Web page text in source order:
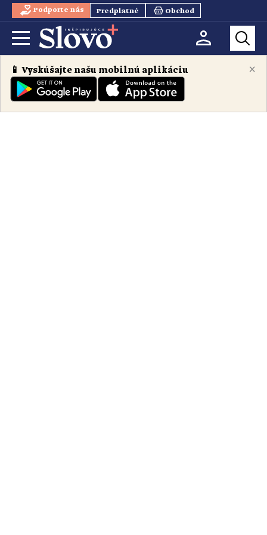
Podporte nás Predplatné Obchod
×
📱 Vyskúšajte našu mobilnú aplikáciu